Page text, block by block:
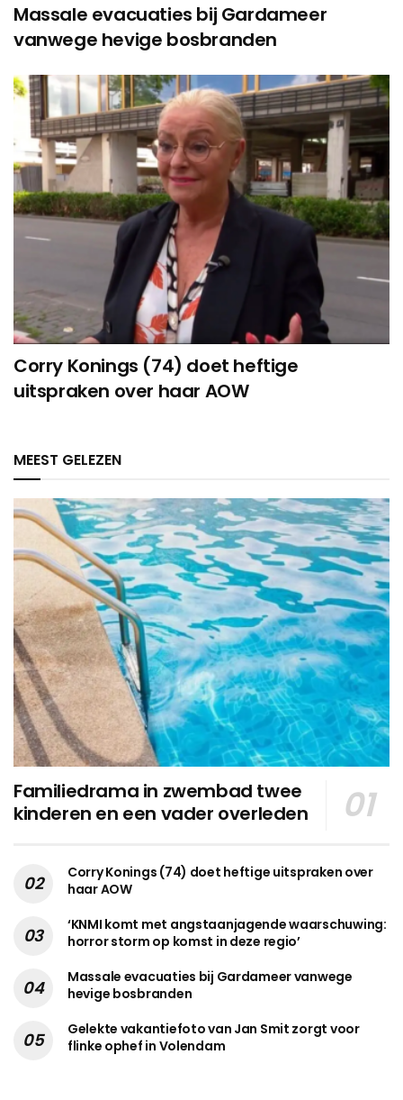
Massale evacuaties bij Gardameer
vanwege hevige bosbranden
Corry Konings (74) doet heftige
uitspraken over haar AOW
MEEST GELEZEN
Familiedrama in zwembad twee
kinderen en een vader overleden
Corry Konings (74) doet heftige uitspraken over
haar AOW
‘KNMI komt met angstaanjagende waarschuwing:
horror storm op komst in deze regio’
Massale evacuaties bij Gardameer vanwege
hevige bosbranden
Gelekte vakantiefoto van Jan Smit zorgt voor
flinke ophef in Volendam